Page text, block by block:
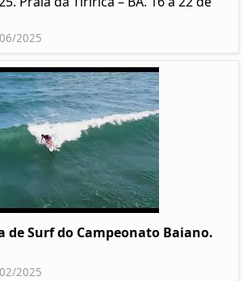
2025
de Surf do Campeonato Baiano.
2025